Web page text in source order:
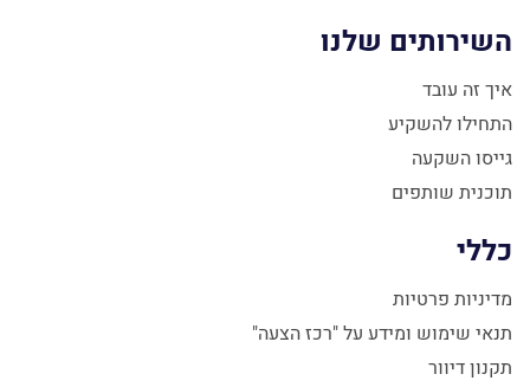
השירותים שלנו
איך זה עובד
התחילו להשקיע
גייסו השקעה
תוכנית שותפים
כללי
מדיניות פרטיות
תנאי שימוש ומידע על "רכז הצעה"
תקנון דיוור